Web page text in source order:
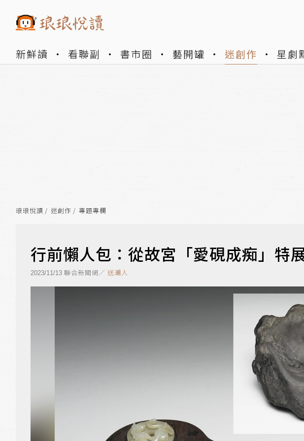
新鮮讀 看聯副 書市圈 藝開罐 迷創作 星劇
琅琅悅讀 迷創作 專題專欄
行前懶人包：從故宮「愛硯成痴」特
2023/11/13 聯合新聞網／ 送潮人